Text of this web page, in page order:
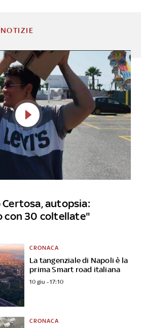
autopsia:
con 30 coltellate"
La tangenziale di Napoli è la
prima Smart road italiana
CRONACA
10 giu - 17:10
CRONACA